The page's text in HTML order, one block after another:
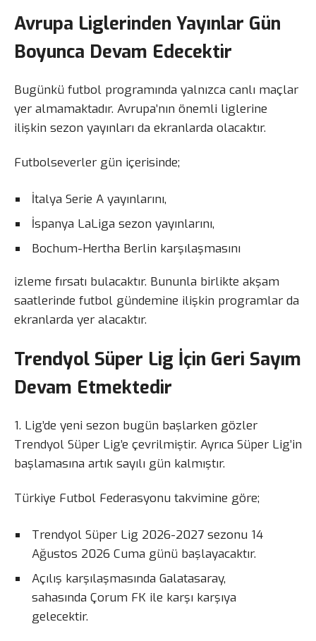
Avrupa Liglerinden Yayınlar Gün
Boyunca Devam Edecektir
Bugünkü futbol programında yalnızca canlı maçlar
yer almamaktadır. Avrupa’nın önemli liglerine
ilişkin sezon yayınları da ekranlarda olacaktır.
Futbolseverler gün içerisinde;
İtalya Serie A yayınlarını,
İspanya LaLiga sezon yayınlarını,
Bochum-Hertha Berlin karşılaşmasını
izleme fırsatı bulacaktır. Bununla birlikte akşam
saatlerinde futbol gündemine ilişkin programlar da
ekranlarda yer alacaktır.
Trendyol Süper Lig İçin Geri Sayım
Devam Etmektedir
1. Lig’de yeni sezon bugün başlarken gözler
Trendyol Süper Lig’e çevrilmiştir. Ayrıca Süper Lig’in
başlamasına artık sayılı gün kalmıştır.
Türkiye Futbol Federasyonu takvimine göre;
Trendyol Süper Lig 2026-2027 sezonu 14
Ağustos 2026 Cuma günü başlayacaktır.
Açılış karşılaşmasında Galatasaray,
sahasında Çorum FK ile karşı karşıya
gelecektir.